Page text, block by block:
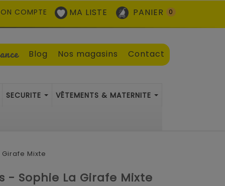
COMPTE MA LISTE PANIER 0
Blog Nos magasins Contact
SECURITE VÊTEMENTS & MATERNITE
Mixte
- Sophie La Girafe Mixte